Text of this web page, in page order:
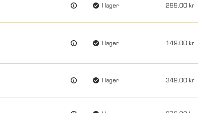
I lager 299.00
I lager 149.00
I lager 349.00